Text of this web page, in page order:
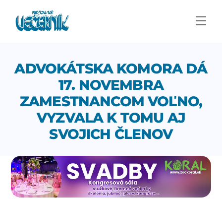
content
ADVOKÁTSKA KOMORA DÁ
17. NOVEMBRA
ZAMESTNANCOM VOĽNO,
VYZVALA K TOMU AJ
SVOJICH ČLENOV